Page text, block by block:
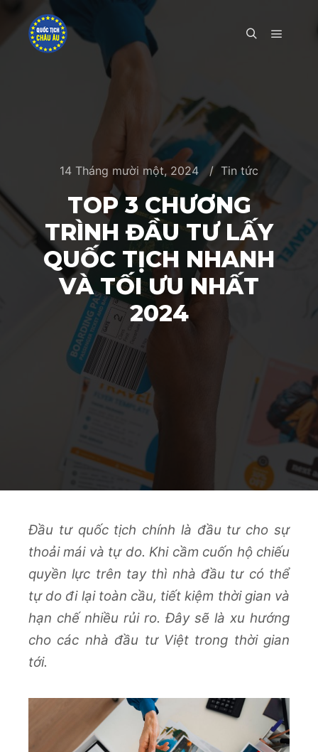
14 Tháng mười một, 2024 Tin tức
TOP 3 CHƯƠNG
TRÌNH ĐẦU TƯ LẤY
QUỐC TỊCH NHANH
VÀ TỐI ƯU NHẤT
2024
Đầu tư quốc tịch chính là đầu tư cho sự
thoải mái và tự do. Khi cầm cuốn hộ chiếu
quyền lực trên tay thì nhà đầu tư có thể
tự do đi lại toàn cầu, tiết kiệm thời gian và
hạn chế nhiều rủi ro. Đây sẽ là xu hướng
cho các nhà đầu tư Việt trong thời gian
tới.